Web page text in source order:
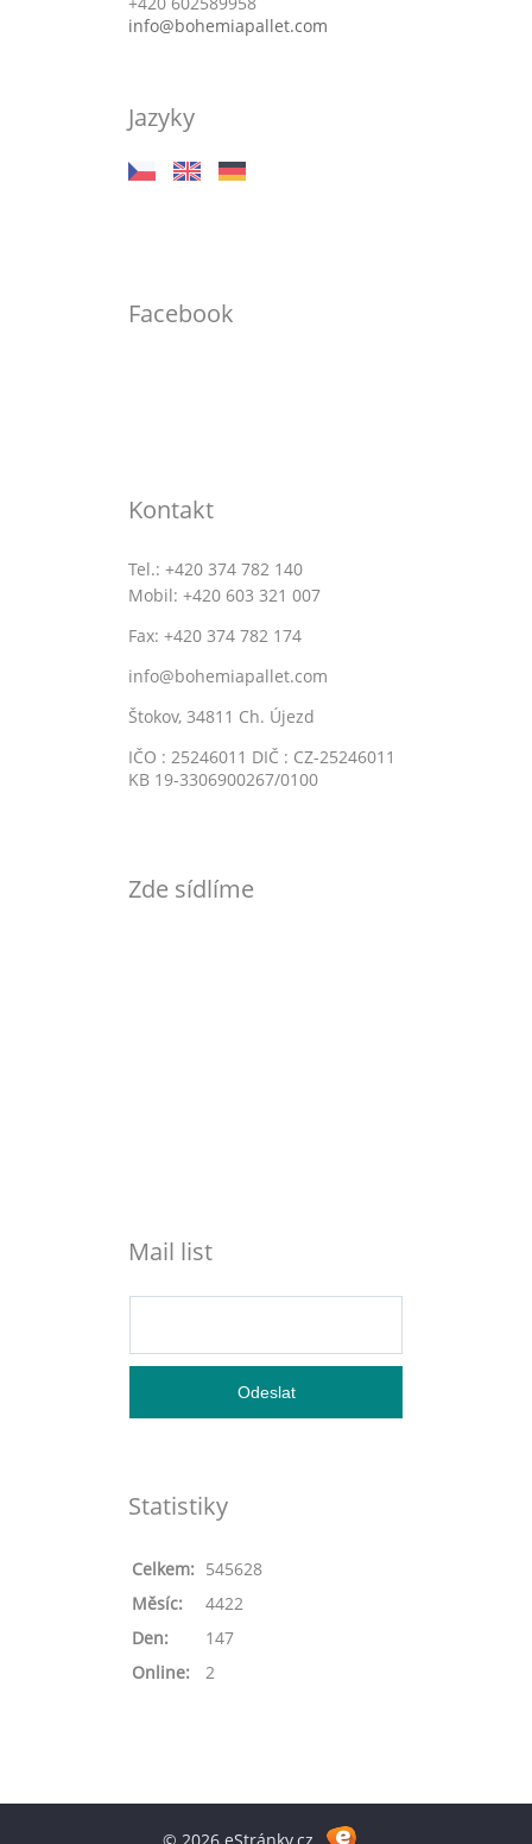
info@bohemiapallet.com
Jazyky
Facebook
Kontakt
Tel.: +420 374 782 140
Mobil: +420 603 321 007
Fax: +420 374 782 174
info@bohemiapallet.com
Štokov, 34811 Ch. Újezd
IČO : 25246011 DIČ : CZ-25246011
KB 19-3306900267/0100
Zde sídlíme
Mail list
Statistiky
Online: 2
Celkem: 545628
Měsíc:
4422
Den:
147